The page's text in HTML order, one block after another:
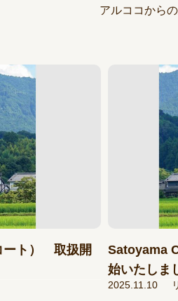
アルココから
ート） 取扱開
Satoyama
始いたしま
2025.11.10